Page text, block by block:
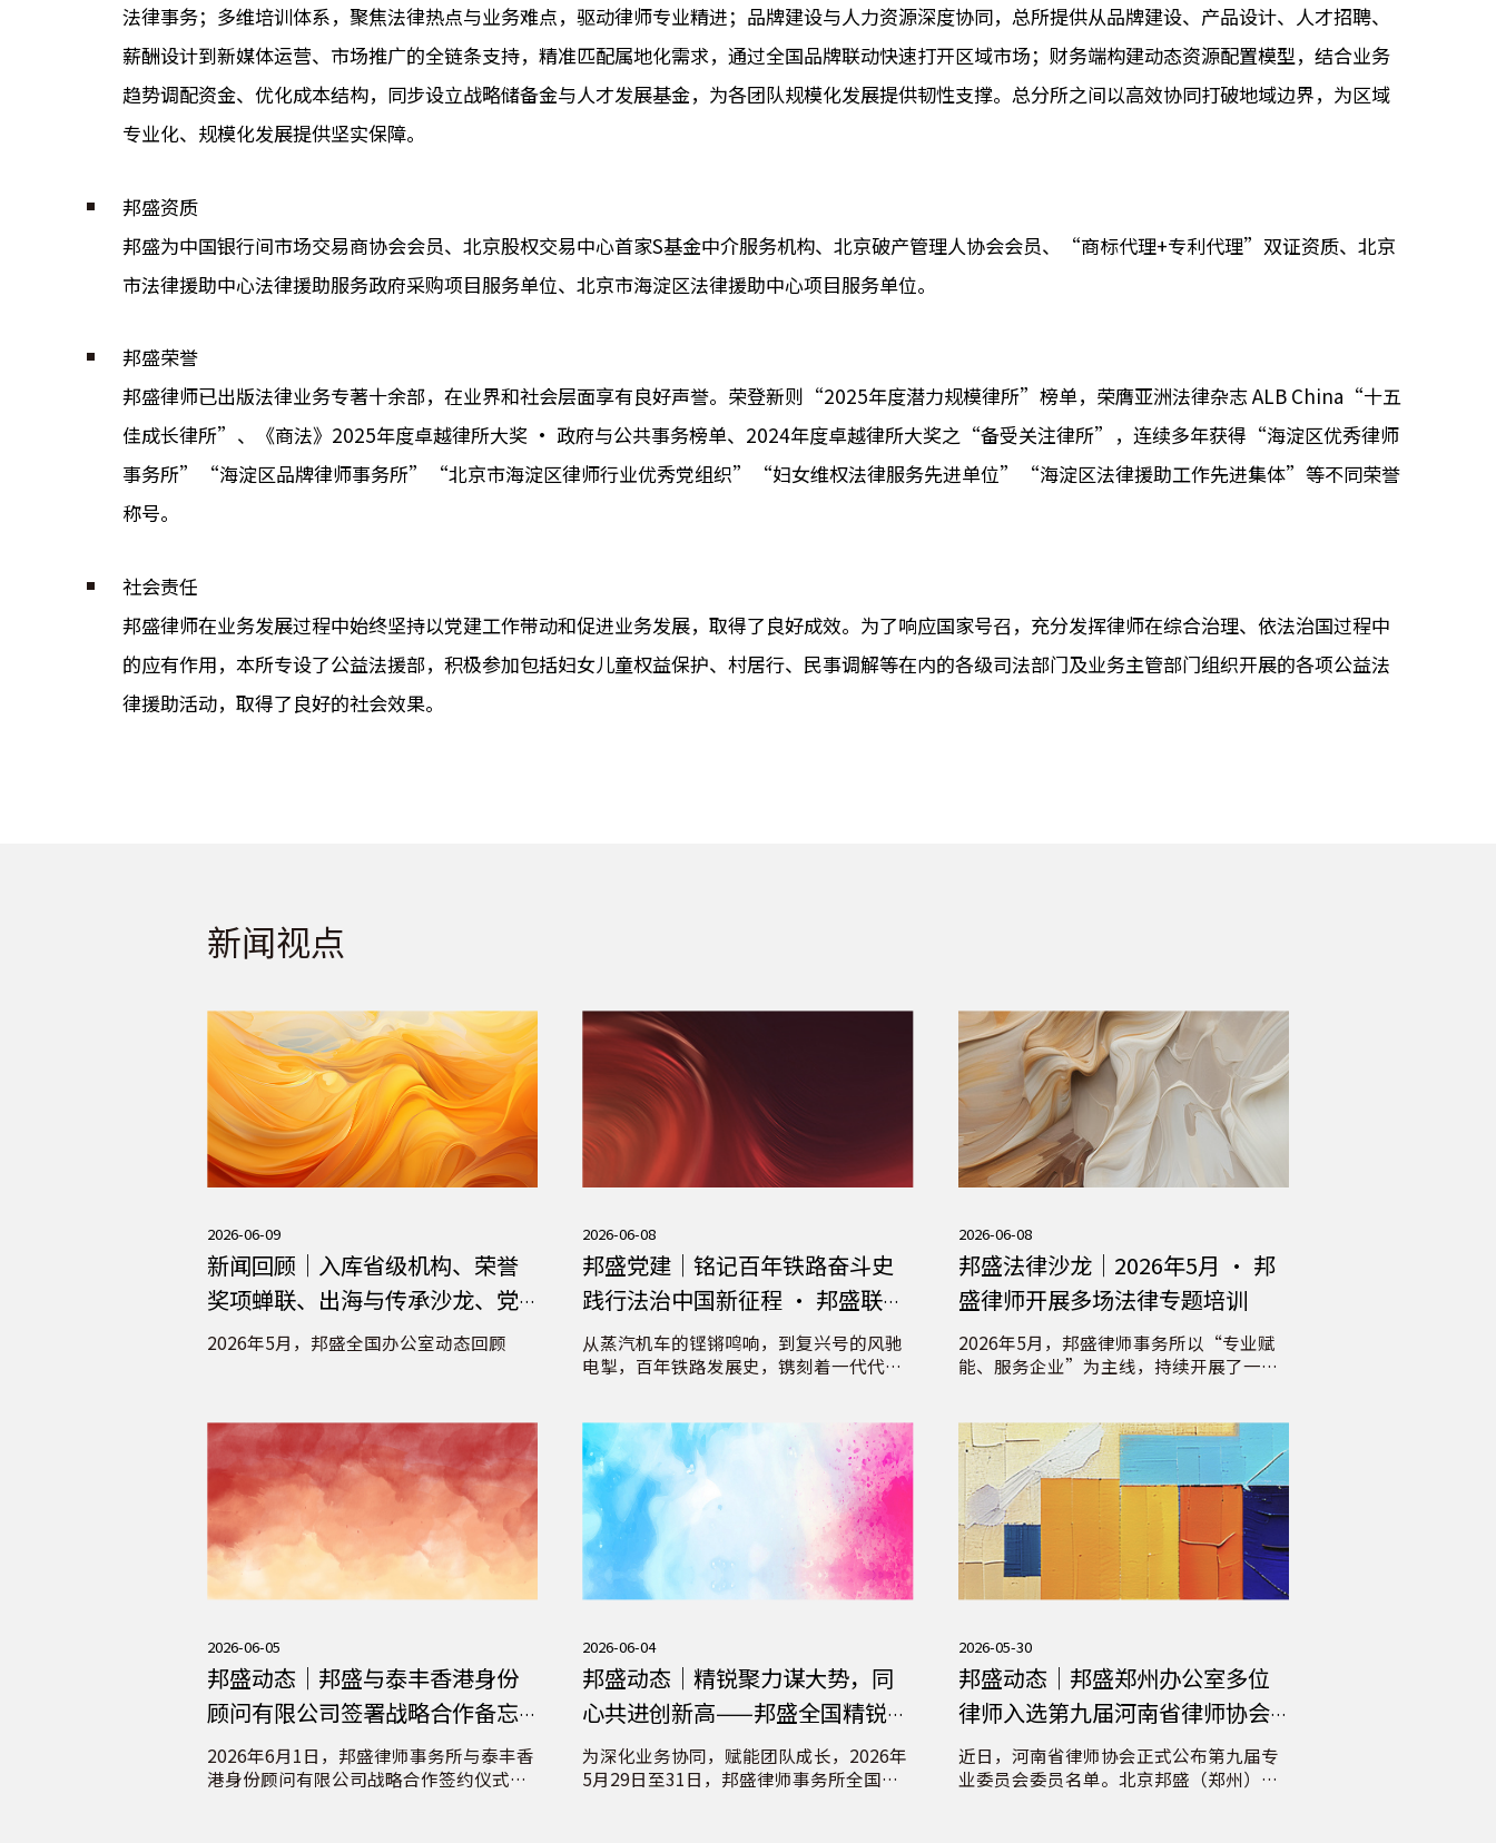
法律事务；多维培训体系，聚焦法律热点与业务难点，驱动律师专业精进；品牌建设与人力资源深度协同，总所提供从品牌建设、产品设计、人才招聘、
薪酬设计到新媒体运营、市场推广的全链条支持，精准匹配属地化需求，通过全国品牌联动快速打开区域市场；财务端构建动态资源配置模型，结合业务
趋势调配资金、优化成本结构，同步设立战略储备金与人才发展基金，为各团队规模化发展提供韧性支撑。总分所之间以高效协同打破地域边界，为区域
专业化、规模化发展提供坚实保障。
邦盛资质
邦盛为中国银行间市场交易商协会会员、北京股权交易中心首家S基金中介服务机构、北京破产管理人协会会员、“商标代理+专利代理”双证资质、北京
市法律援助中心法律援助服务政府采购项目服务单位、北京市海淀区法律援助中心项目服务单位。
邦盛荣誉
邦盛律师已出版法律业务专著十余部，在业界和社会层面享有良好声誉。荣登新则“2025年度潜力规模律所”榜单，荣膺亚洲法律杂志 ALB China“十五
佳成长律所”、《商法》2025年度卓越律所大奖 · 政府与公共事务榜单、2024年度卓越律所大奖之“备受关注律所”，连续多年获得“海淀区优秀律师
事务所”“海淀区品牌律师事务所”“北京市海淀区律师行业优秀党组织”“妇女维权法律服务先进单位”“海淀区法律援助工作先进集体”等不同荣誉
称号。
社会责任
邦盛律师在业务发展过程中始终坚持以党建工作带动和促进业务发展，取得了良好成效。为了响应国家号召，充分发挥律师在综合治理、依法治国过程中
的应有作用，本所专设了公益法援部，积极参加包括妇女儿童权益保护、村居行、民事调解等在内的各级司法部门及业务主管部门组织开展的各项公益法
律援助活动，取得了良好的社会效果。
新闻视点
2026-06-09
新闻回顾｜入库省级机构、荣誉
奖项蝉联、出海与传承沙龙、党
建与人才并行（2026年5月）
2026年5月，邦盛全国办公室动态回顾
2026-06-08
邦盛党建｜铭记百年铁路奋斗史
践行法治中国新征程 · 邦盛联合
九江驻京联络处党支部开展主题
党日活动
从蒸汽机车的铿锵鸣响，到复兴号的风驰
电掣，百年铁路发展史，镌刻着一代代铁
党总支与法律顾问服务单位九江市人民政
府驻北京联络处党支部联合组织党员共赴
中国铁道博物馆开展主题党日活动。在百
年铁路发展的壮阔历程中，汲取奋进力
量。
2026-06-08
邦盛法律沙龙｜2026年5月 · 邦
盛律师开展多场法律专题培训
2026年5月，邦盛律师事务所以“专业赋
能、服务企业”为主线，持续开展了一系
定制化内训，邦盛律师以专业的法律知识
与实务经验，助力企业在复杂法律环境中
稳健前行。
2026-06-05
邦盛动态｜邦盛与泰丰香港身份
顾问有限公司签署战略合作备忘
录，共筑跨境财富管理新生态
2026年6月1日，邦盛律师事务所与泰丰香
港身份顾问有限公司战略合作签约仪式在
2026-06-04
邦盛动态｜精锐聚力谋大势，同
心共进创新高——邦盛全国精锐咨
询顾问工作交流会圆满举行
为深化业务协同，赋能团队成长，2026年
5月29日至31日，邦盛律师事务所全国精
2026-05-30
邦盛动态｜邦盛郑州办公室多位
律师入选第九届河南省律师协会
专业委员会
近日，河南省律师协会正式公布第九届专
业委员会委员名单。北京邦盛（郑州）律